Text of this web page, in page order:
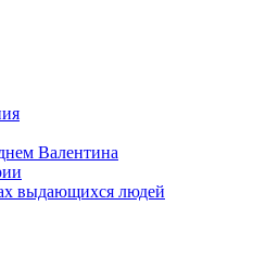
Валентина
выдающихся людей